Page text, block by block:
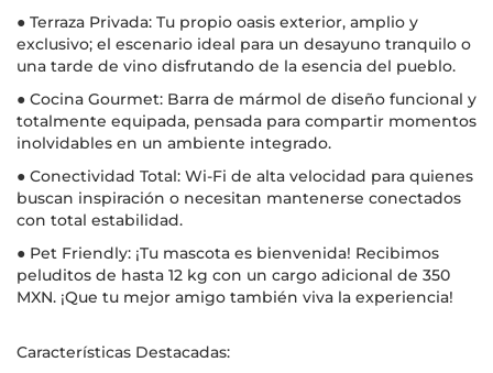
● Terraza Privada: Tu propio oasis exterior, amplio y
exclusivo; el escenario ideal para un desayuno tranquilo o
una tarde de vino disfrutando de la esencia del pueblo.
● Cocina Gourmet: Barra de mármol de diseño funcional y
totalmente equipada, pensada para compartir momentos
inolvidables en un ambiente integrado.
● Conectividad Total: Wi-Fi de alta velocidad para quienes
buscan inspiración o necesitan mantenerse conectados
con total estabilidad.
● Pet Friendly: ¡Tu mascota es bienvenida! Recibimos
peluditos de hasta 12 kg con un cargo adicional de 350
MXN. ¡Que tu mejor amigo también viva la experiencia!
Características Destacadas: